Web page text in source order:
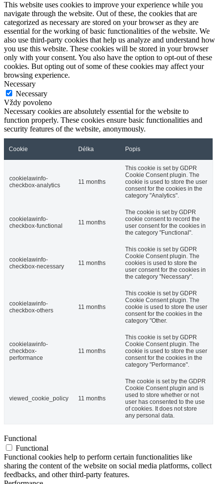
This website uses cookies to improve your experience while you
navigate through the website. Out of these, the cookies that are
categorized as necessary are stored on your browser as they are
essential for the working of basic functionalities of the website. We
also use third-party cookies that help us analyze and understand how
you use this website. These cookies will be stored in your browser
only with your consent. You also have the option to opt-out of these
cookies. But opting out of some of these cookies may affect your
browsing experience.
Necessary
Necessary
Vždy povoleno
Necessary cookies are absolutely essential for the website to
function properly. These cookies ensure basic functionalities and
security features of the website, anonymously.
Cookie Délka Popis
cookielawinfo-
checkbox-analytics
11 months
This cookie is set by GDPR
Cookie Consent plugin. The
cookie is used to store the user
consent for the cookies in the
category "Analytics".
cookielawinfo-
checkbox-functional
11 months
The cookie is set by GDPR
cookie consent to record the
user consent for the cookies in
the category "Functional".
cookielawinfo-
checkbox-necessary
11 months
This cookie is set by GDPR
Cookie Consent plugin. The
cookies is used to store the
user consent for the cookies in
the category "Necessary".
cookielawinfo-
checkbox-others
11 months
This cookie is set by GDPR
Cookie Consent plugin. The
cookie is used to store the user
consent for the cookies in the
category "Other.
cookielawinfo-
checkbox-
performance
11 months
This cookie is set by GDPR
Cookie Consent plugin. The
cookie is used to store the user
consent for the cookies in the
category "Performance".
viewed_cookie_policy 11 months
The cookie is set by the GDPR
Cookie Consent plugin and is
used to store whether or not
user has consented to the use
of cookies. It does not store
any personal data.
Functional
Functional
Functional cookies help to perform certain functionalities like
sharing the content of the website on social media platforms, collect
feedbacks, and other third-party features.